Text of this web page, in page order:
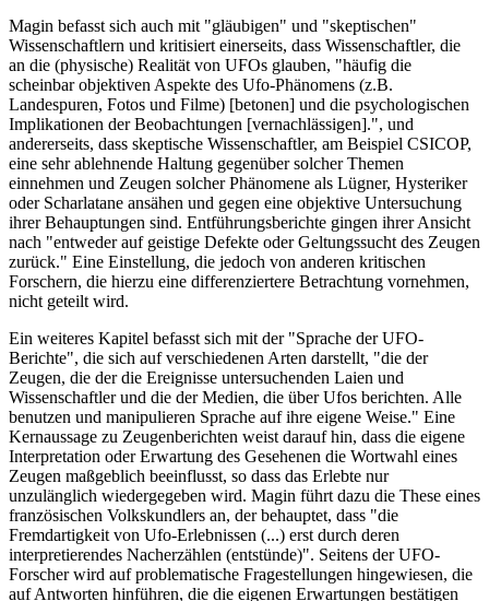
Magin befasst sich auch mit "gläubigen" und "skeptischen"
Wissenschaftlern und kritisiert einerseits, dass Wissenschaftler, die
an die (physische) Realität von UFOs glauben, "häufig die
scheinbar objektiven Aspekte des Ufo-Phänomens (z.B.
Landespuren, Fotos und Filme) [betonen] und die psychologischen
Implikationen der Beobachtungen [vernachlässigen].", und
andererseits, dass skeptische Wissenschaftler, am Beispiel CSICOP,
eine sehr ablehnende Haltung gegenüber solcher Themen
einnehmen und Zeugen solcher Phänomene als Lügner, Hysteriker
oder Scharlatane ansähen und gegen eine objektive Untersuchung
ihrer Behauptungen sind. Entführungsberichte gingen ihrer Ansicht
nach "entweder auf geistige Defekte oder Geltungssucht des Zeugen
zurück." Eine Einstellung, die jedoch von anderen kritischen
Forschern, die hierzu eine differenziertere Betrachtung vornehmen,
nicht geteilt wird.
Ein weiteres Kapitel befasst sich mit der "Sprache der UFO-
Berichte", die sich auf verschiedenen Arten darstellt, "die der
Zeugen, die der die Ereignisse untersuchenden Laien und
Wissenschaftler und die der Medien, die über Ufos berichten. Alle
benutzen und manipulieren Sprache auf ihre eigene Weise." Eine
Kernaussage zu Zeugenberichten weist darauf hin, dass die eigene
Interpretation oder Erwartung des Gesehenen die Wortwahl eines
Zeugen maßgeblich beeinflusst, so dass das Erlebte nur
unzulänglich wiedergegeben wird. Magin führt dazu die These eines
französischen Volkskundlers an, der behauptet, dass "die
Fremdartigkeit von Ufo-Erlebnissen (...) erst durch deren
interpretierendes Nacherzählen (entstünde)". Seitens der UFO-
Forscher wird auf problematische Fragestellungen hingewiesen, die
auf Antworten hinführen, die die eigenen Erwartungen bestätigen